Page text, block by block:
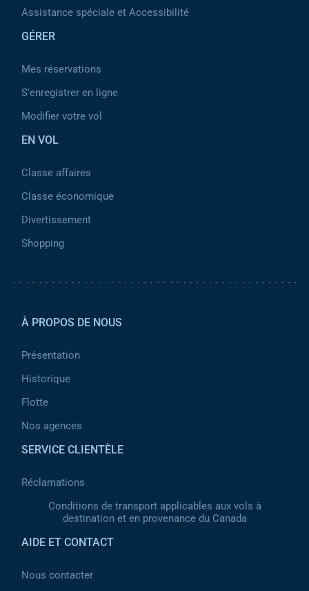
Assistance spéciale et Accessibilité
GÉRER
Mes réservations
S'enregistrer en ligne
Modifier votre vol
EN VOL
Classe affaires
Classe économique
Divertissement
Shopping
À PROPOS DE NOUS
Présentation
Historique
Flotte
Nos agences
SERVICE CLIENTÈLE
Réclamations
Conditions de transport applicables aux vols à
destination et en provenance du Canada
AIDE ET CONTACT
Nous contacter